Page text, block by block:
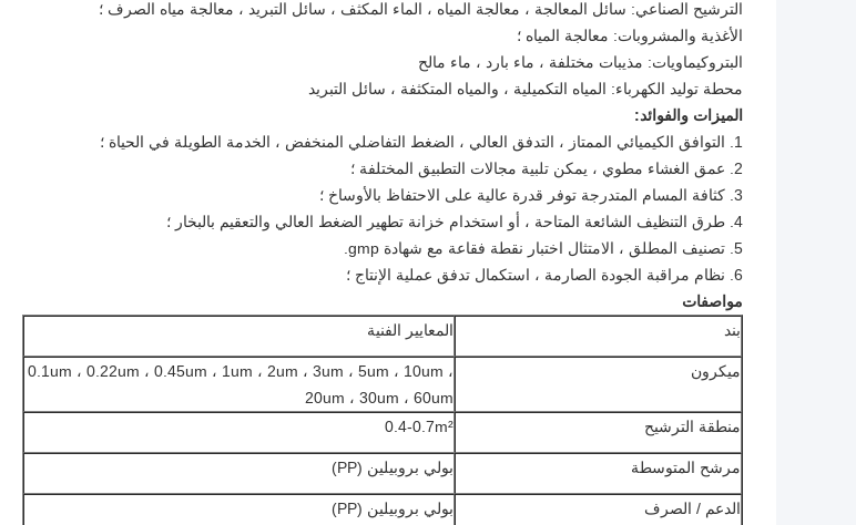
الترشيح الصناعي: سائل المعالجة ، معالجة المياه ، الماء المكثف ، سائل التبريد ، معالجة مياه الصرف ؛
الأغذية والمشروبات: معالجة المياه ؛
البتروكيماويات: مذيبات مختلفة ، ماء بارد ، ماء مالح
محطة توليد الكهرباء: المياه التكميلية ، والمياه المتكثفة ، سائل التبريد
الميزات والفوائد:
1. التوافق الكيميائي الممتاز ، التدفق العالي ، الضغط التفاضلي المنخفض ، الخدمة الطويلة في الحياة ؛
2. عمق الغشاء مطوي ، يمكن تلبية مجالات التطبيق المختلفة ؛
3. كثافة المسام المتدرجة توفر قدرة عالية على الاحتفاظ بالأوساخ ؛
4. طرق التنظيف الشائعة المتاحة ، أو استخدام خزانة تطهير الضغط العالي والتعقيم بالبخار ؛
5. تصنيف المطلق ، الامتثال اختبار نقطة فقاعة مع شهادة gmp.
6. نظام مراقبة الجودة الصارمة ، استكمال تدفق عملية الإنتاج ؛
مواصفات
بند
المعايير الفنية
ميكرون
0.1um ، 0.22um ، 0.45um ، 1um ، 2um ، 3um ، 5um ، 10um ،
20um ، 30um ، 60um
منطقة الترشيح
0.4-0.7m²
مرشح المتوسطة بولي بروبيلين (PP)
الدعم / الصرف بولي بروبيلين (PP)